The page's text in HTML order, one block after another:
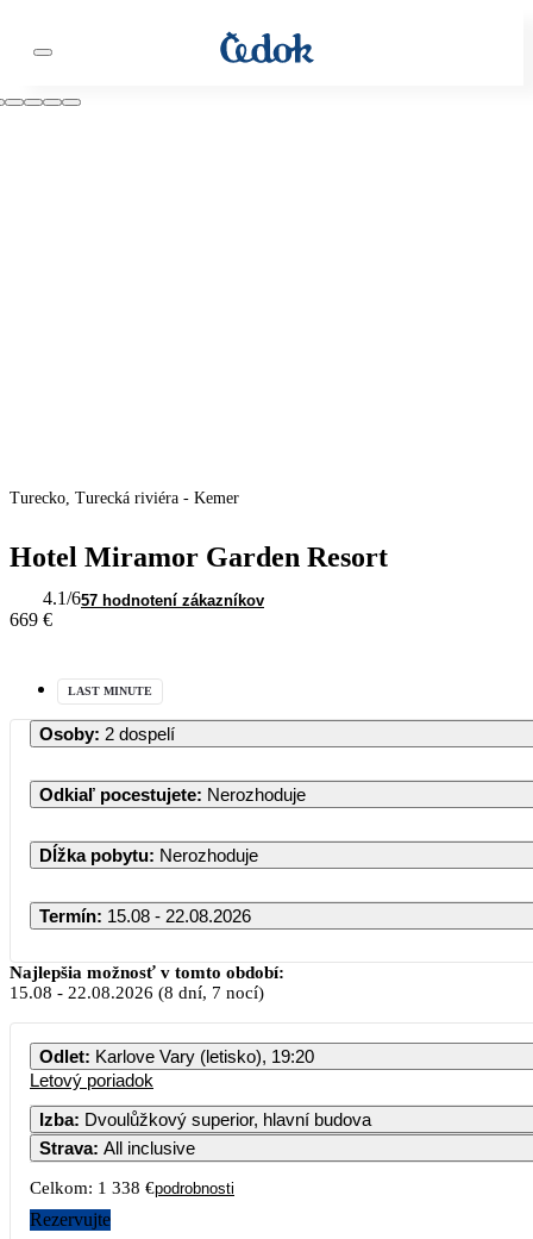
Turecko, Turecká riviéra - Kemer
Hotel Miramor Garden Resort
4.1/657 hodnotení zákazníkov
669 €
LAST MINUTE
Osoby: 2 dospelí
Odkiaľ pocestujete: Nerozhoduje
Dĺžka pobytu: Nerozhoduje
Termín: 15.08 - 22.08.2026
Najlepšia možnosť v tomto období:
15.08 - 22.08.2026 (8 dní, 7 nocí)
Odlet: Karlove Vary (letisko), 19:20
Letový poriadok
Izba: Dvoulůžkový superior, hlavní budova
Strava: All inclusive
Celkom: 1 338 €podrobnosti
Rezervujte